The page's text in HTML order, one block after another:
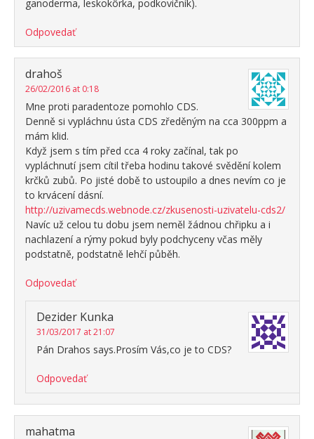
ganoderma, leskokôrka, podkovičník).
Odpovedať
drahoš
26/02/2016 at 0:18
Mne proti paradentoze pomohlo CDS.
Denně si vypláchnu ústa CDS zředěným na cca 300ppm a
mám klid.
Když jsem s tím před cca 4 roky začínal, tak po
vypláchnutí jsem cítil třeba hodinu takové svědění kolem
krčků zubů. Po jisté době to ustoupilo a dnes nevím co je
to krvácení dásní.
http://uzivamecds.webnode.cz/zkusenosti-uzivatelu-cds2/
Navíc už celou tu dobu jsem neměl žádnou chřipku a i
nachlazení a rýmy pokud byly podchyceny včas měly
podstatně, podstatně lehčí půběh.
Odpovedať
Dezider Kunka
31/03/2017 at 21:07
Pán Drahos says.Prosím Vás,co je to CDS?
Odpovedať
mahatma